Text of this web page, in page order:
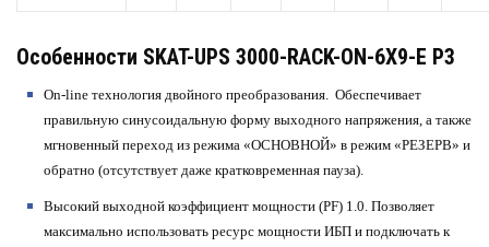
Особенности SKAT-UPS 3000-RACK-ON-6X9-E P3
On-line технология двойного преобразования. Обеспечивает
правильную синусоидальную форму выходного напряжения, а также
мгновенный переход из режима «ОСНОВНОЙ» в режим «РЕЗЕРВ» и
обратно (отсутствует даже кратковременная пауза).
Высокий выходной коэффициент мощности (PF) 1.0. Позволяет
максимально использовать ресурс мощности ИБП и подключать к